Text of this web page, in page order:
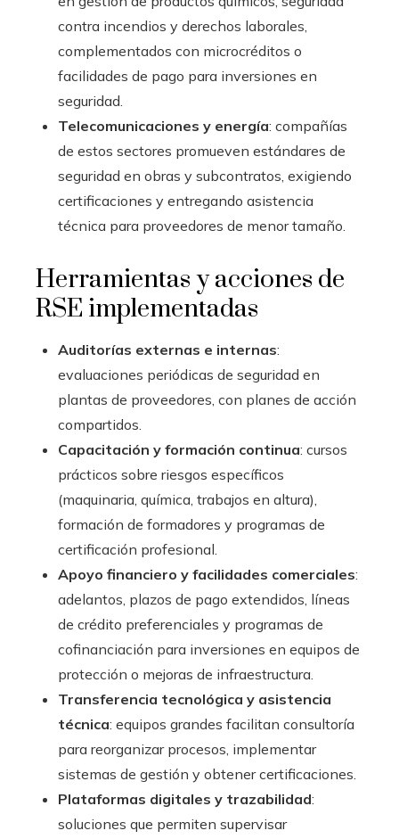
contra incendios y derechos laborales,
complementados con microcréditos o
facilidades de pago para inversiones en
seguridad.
Telecomunicaciones y energía: compañías
de estos sectores promueven estándares de
seguridad en obras y subcontratos, exigiendo
certificaciones y entregando asistencia
técnica para proveedores de menor tamaño.
Herramientas y acciones de
RSE implementadas
Auditorías externas e internas:
evaluaciones periódicas de seguridad en
plantas de proveedores, con planes de acción
compartidos.
Capacitación y formación continua: cursos
prácticos sobre riesgos específicos
(maquinaria, química, trabajos en altura),
formación de formadores y programas de
certificación profesional.
Apoyo financiero y facilidades comerciales:
adelantos, plazos de pago extendidos, líneas
de crédito preferenciales y programas de
cofinanciación para inversiones en equipos de
protección o mejoras de infraestructura.
Transferencia tecnológica y asistencia
técnica: equipos grandes facilitan consultoría
para reorganizar procesos, implementar
sistemas de gestión y obtener certificaciones.
Plataformas digitales y trazabilidad:
soluciones que permiten supervisar